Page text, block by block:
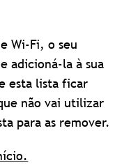
Wi-Fi, o seu
adicioná-la à sua
esta lista ficar
não vai utilizar
para as remover.